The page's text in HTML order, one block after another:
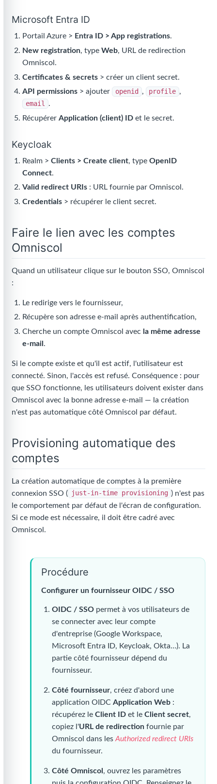
Microsoft Entra ID
Portail Azure > Entra ID > App registrations.
New registration, typeWeb, URL de redirection
Omniscol.
Certificates & secrets > créer un client secret.
API permissions > ajouter openid , profile ,
email .
RécupérerApplication (client) ID et le secret.
Keycloak
Realm >Clients > Create client, typeOpenID
Connect.
Valid redirect URIs : URL fournie par Omniscol.
Credentials > récupérer le client secret.
Faire le lien avec les comptes
Omniscol
Quand un utilisateur clique sur le bouton SSO, Omniscol
:
Le redirige vers le fournisseur,
Récupère son adresse e-mail après authentification,
Cherche un compte Omniscol avec la même adresse
e-mail .
Si le compte existe et qu'il est actif, l'utilisateur est
connecté. Sinon, l'accès est refusé. Conséquence : pour
que SSO fonctionne, les utilisateurs doivent exister dans
Omniscol avec la bonne adresse e-mail — la création
n'est pas automatique côté Omniscol par défaut.
Provisioning automatique des
comptes
La création automatique de comptes à la première
connexion SSO ( just-in-time provisioning ) n'est pas
le comportement par défaut de l'écran de configuration.
Si ce mode est nécessaire, il doit être cadré avec
Omniscol.
Procédure
Configurer un fournisseur OIDC / SSO
OIDC / SSO permet à vos utilisateurs de
se connecter avec leur compte
d'entreprise (Google Workspace,
Microsoft Entra ID, Keycloak, Okta…). La
partie côté fournisseur dépend du
fournisseur.
Côté fournisseur, créez d'abord une
application OIDCApplication Web :
récupérez leClient ID et leClient secret,
copiez l'URL de redirection fournie par
Omniscol dans lesAuthorized redirect URIs
du fournisseur.
Côté Omniscol , ouvrez les paramètres